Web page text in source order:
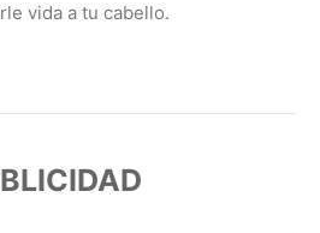
vida a tu cabello.